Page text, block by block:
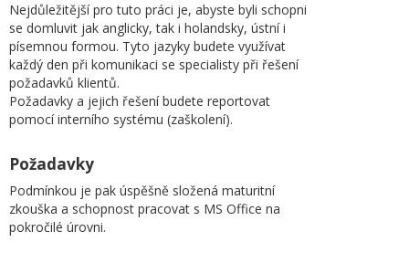
Nejdůležitější pro tuto práci je, abyste byli schopni
se domluvit jak anglicky, tak i holandsky, ústní i
písemnou formou. Tyto jazyky budete využívat
každý den při komunikaci se specialisty při řešení
požadavků klientů.
Požadavky a jejich řešení budete reportovat
pomocí interního systému (zaškolení).
Požadavky
Podmínkou je pak úspěšně složená maturitní
zkouška a schopnost pracovat s MS Office na
pokročilé úrovni.